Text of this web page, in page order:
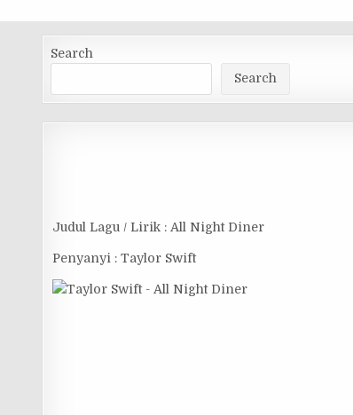
Search
Search
Judul Lagu / Lirik : All Night Diner
Penyanyi : Taylor Swift